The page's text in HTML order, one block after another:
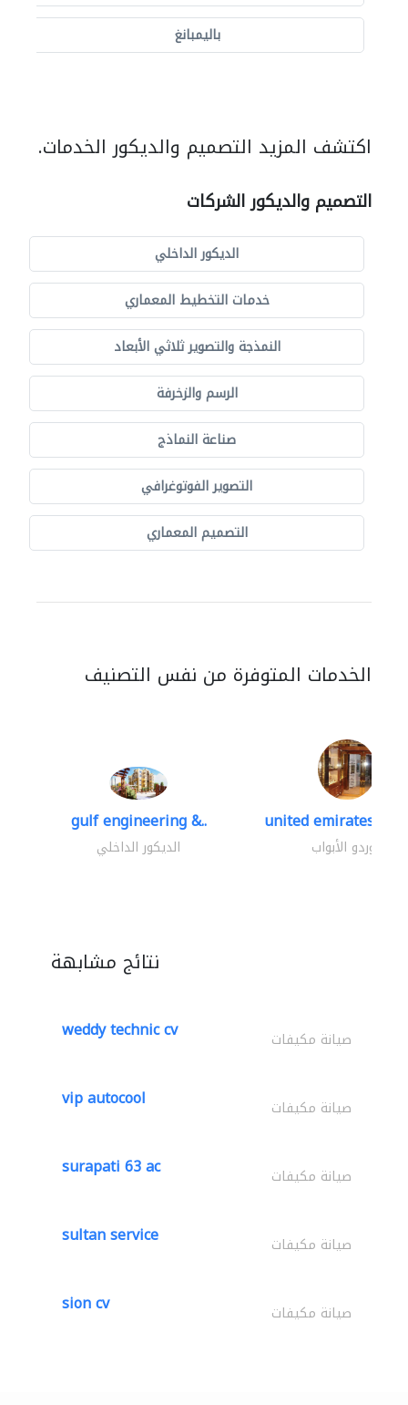
باليمبانغ
اكتشف المزيد التصميم والديكور الخدمات.
التصميم والديكور الشركات
الديكور الداخلي
خدمات التخطيط المعماري
النمذجة والتصوير ثلاثي الأبعاد
الرسم والزخرفة
صناعة النماذج
التصوير الفوتوغرافي
التصميم المعماري
الخدمات المتوفرة من نفس التصنيف
gulf engineering &..
الديكور الداخلي
united emirates
موردو الأبواب
نتائج مشابهة
weddy technic cv صيانة مكيفات
vip autocool صيانة مكيفات
surapati 63 ac صيانة مكيفات
sultan service صيانة مكيفات
sion cv صيانة مكيفات